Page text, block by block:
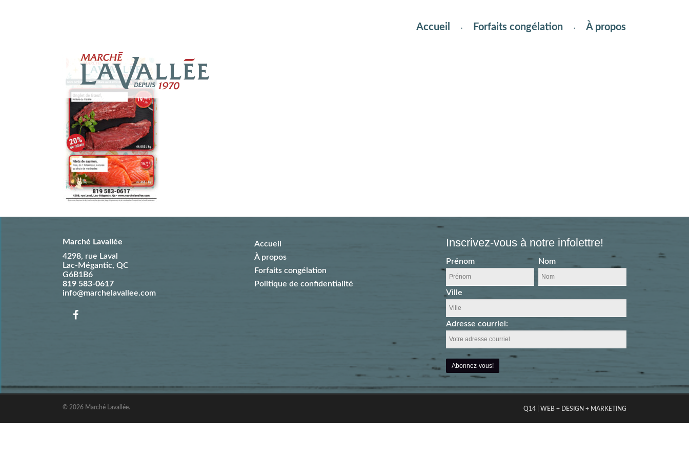
Accueil Forfaits congélation À propos
Marché Lavallée
4298, rue Laval
Lac-Mégantic, QC
G6B1B6
819 583-0617
info@marchelavallee.com
Accueil
À propos
Forfaits congélation
Politique de confidentialité
Inscrivez-vous à notre infolettre!
Prénom Nom
Ville
Adresse courriel:
© 2026 Marché Lavallée. Q14 | WEB + DESIGN + MARKETING